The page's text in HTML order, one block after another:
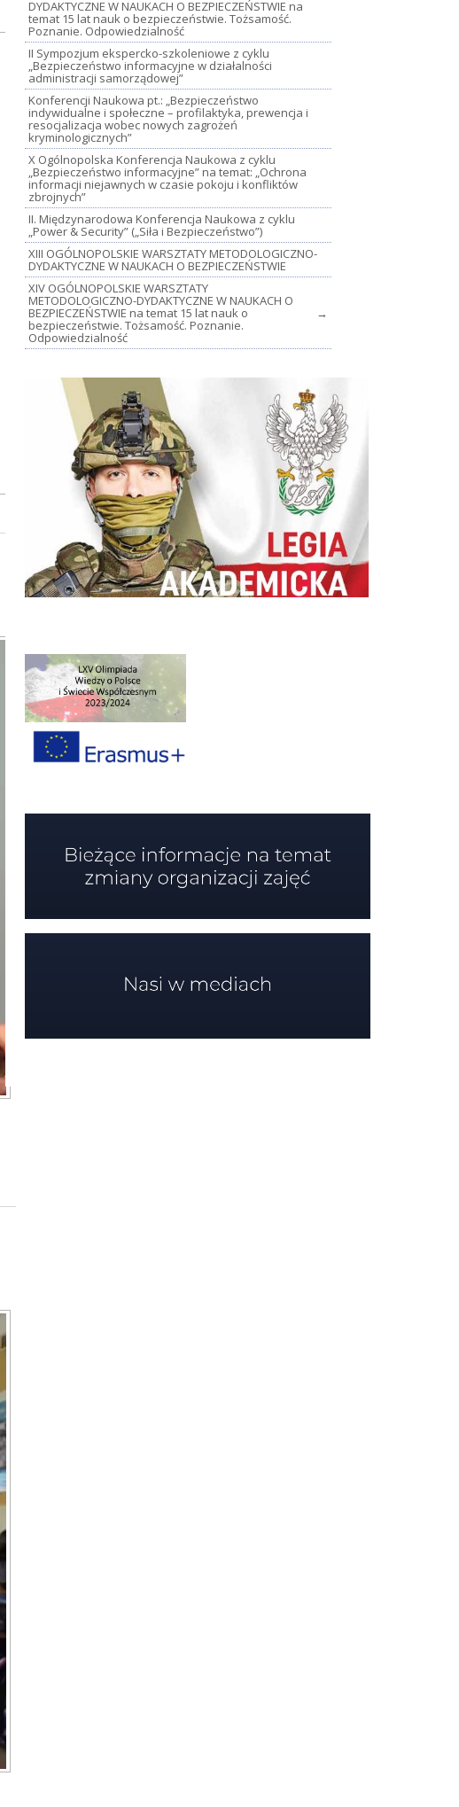
DYDAKTYCZNE W NAUKACH O BEZPIECZEŃSTWIE na
temat 15 lat nauk o bezpieczeństwie. Tożsamość.
Poznanie. Odpowiedzialność
II Sympozjum ekspercko-szkoleniowe z cyklu
„Bezpieczeństwo informacyjne w działalności
administracji samorządowej”
Konferencji Naukowa pt.: „Bezpieczeństwo
indywidualne i społeczne – profilaktyka, prewencja i
resocjalizacja wobec nowych zagrożeń
kryminologicznych”
X Ogólnopolska Konferencja Naukowa z cyklu
„Bezpieczeństwo informacyjne” na temat: „Ochrona
informacji niejawnych w czasie pokoju i konfliktów
zbrojnych”
II. Międzynarodowa Konferencja Naukowa z cyklu
„Power & Security” („Siła i Bezpieczeństwo”)
XIII OGÓLNOPOLSKIE WARSZTATY METODOLOGICZNO-
DYDAKTYCZNE W NAUKACH O BEZPIECZEŃSTWIE
XIV OGÓLNOPOLSKIE WARSZTATY
METODOLOGICZNO-DYDAKTYCZNE W NAUKACH O
BEZPIECZEŃSTWIE na temat 15 lat nauk o
bezpieczeństwie. Tożsamość. Poznanie.
Odpowiedzialność
→